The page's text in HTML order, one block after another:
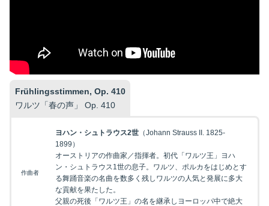
Frühlingsstimmen, Op. 410
ワルツ「春の声」 Op. 410
作曲者
ヨハン・シュトラウス2世（Johann Strauss II. 1825-
1899）
オーストリアの作曲家／指揮者。初代「ワルツ王」ヨハ
ン・シュトラウス1世の息子。ワルツ、ポルカをはじめとす
る舞踊音楽の名曲を数多く残しワルツの人気と発展に多大
な貢献を果たした。
父親の死後「ワルツ王」の名を継承しヨーロッパ中で絶大